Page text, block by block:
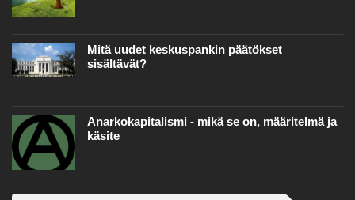
Mitä uudet keskuspankin päätökset
sisältävät?
Anarkokapitalismi - mikä se on, määritelmä ja
käsite